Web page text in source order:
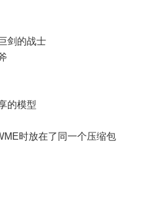
剑的战士
的模型
时放在了同一个压缩包